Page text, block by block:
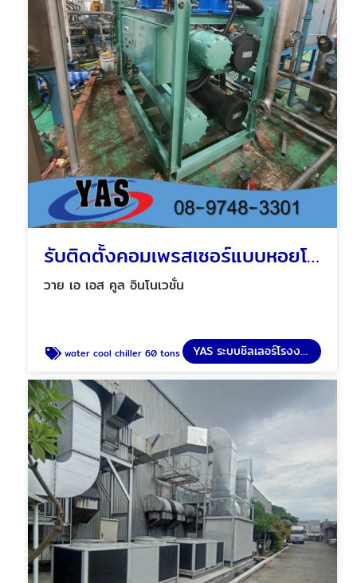
รับติดตั้งคอมเพรสเซอร์แบบหอยโข่ง ชลบุรี
วาย เอ เอส คูล อินโนเวชั่น
water cool chiller 60 tons YAS ระบบชิลเลอร์โรงงาน